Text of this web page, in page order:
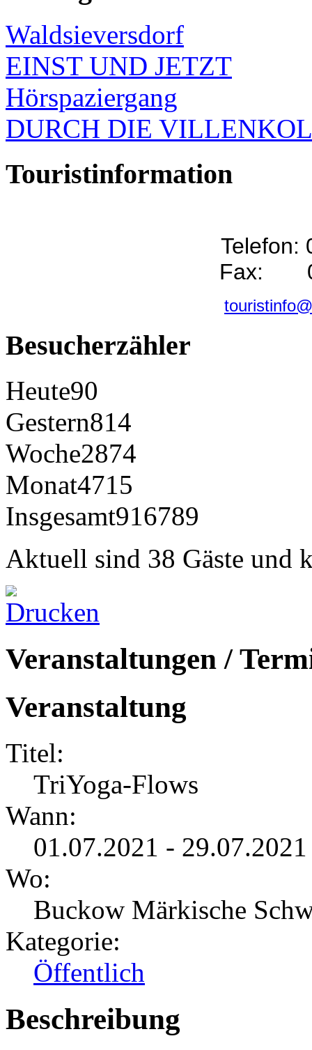
Waldsieversdorf
EINST UND JETZT
Hörspaziergang
DURCH DIE
Touristinformation
Telefon:
Fax:
Besucherzähler
Heute90
Gestern814
Woche2874
Monat4715
Insgesamt916789
Aktuell sind 38 Gäste und
Veranstaltungen /
Veranstaltung
Titel:
TriYoga-Flows
Wann:
01.07.2021 -
Wo:
Buckow Märkische
Kategorie:
Öffentlich
Beschreibung